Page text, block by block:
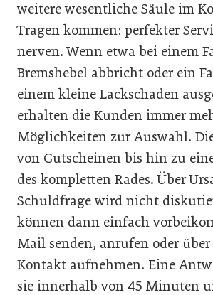
weitere wesentliche Säule im
Tragen kommen: perfekter
nerven. Wenn etwa bei einem
Bremshebel abbricht oder ein
einem kleine Lackschaden
erhalten die Kunden immer
Möglichkeiten zur Auswahl.
von Gutscheinen bis hin zu
des kompletten Rades. Über
Schuldfrage wird nicht
können dann einfach
Mail senden, anrufen oder
Kontakt aufnehmen. Eine
sie innerhalb von 45 Minuten